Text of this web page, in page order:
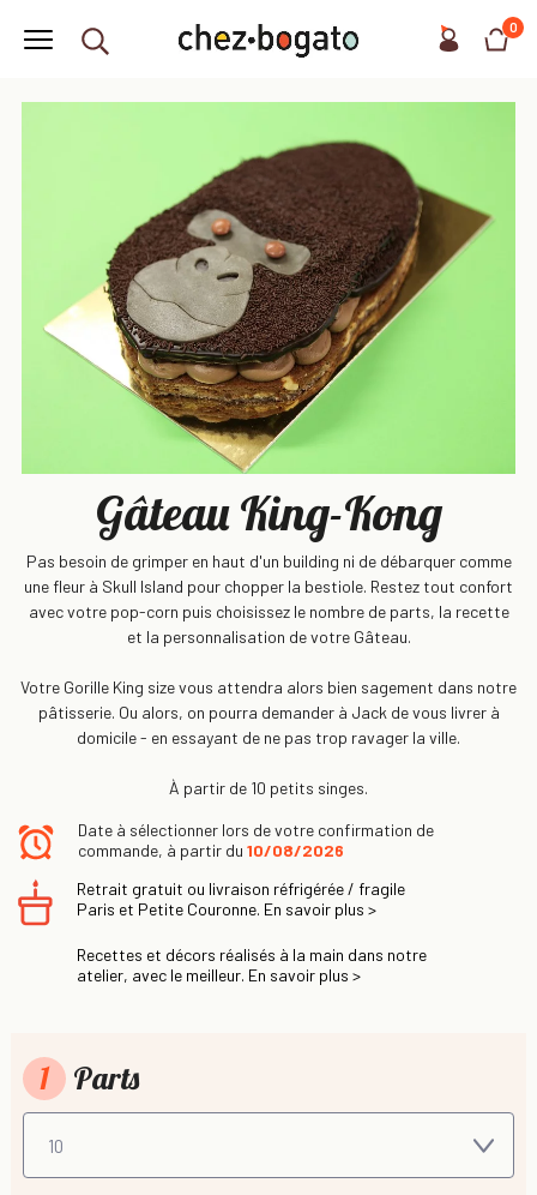
0
Gâteau King-Kong
Pas besoin de grimper en haut d'un building ni de débarquer comme
une fleur à Skull Island pour chopper la bestiole. Restez tout confort
avec votre pop-corn puis choisissez le nombre de parts, la recette
et la personnalisation de votre Gâteau.
Votre Gorille King size vous attendra alors bien sagement dans notre
pâtisserie. Ou alors, on pourra demander à Jack de vous livrer à
domicile - en essayant de ne pas trop ravager la ville.
À partir de 10 petits singes.
Date à sélectionner lors de votre confirmation de
commande, à partir du 10/08/2026
Retrait gratuit ou livraison réfrigérée / fragile
Paris et Petite Couronne. En savoir plus >
Recettes et décors réalisés à la main dans notre
atelier, avec le meilleur. En savoir plus >
1 Parts